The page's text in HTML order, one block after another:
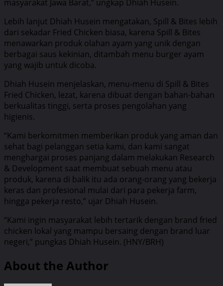
masyarakat Jawa Barat,” ungkap Dhiah Husein.
Lebih lanjut Dhiah Husein mengatakan, Spill & Bites lebih
dari sekadar Fried Chicken biasa, karena Spill & Bites
menawarkan produk olahan ayam yang unik dengan
berbagai saus kekinian, ditambah menu burger ayam
yang wajib untuk dicoba.
Dhiah Husein menjelaskan, menu-menu di Spill & Bites
Fried Chicken, lezat, karena dibuat dengan bahan-bahan
berkualitas tinggi, serta proses pengolahan yang
higienis.
“Kami berkomitmen memberikan produk yang aman dan
sehat bagi pelanggan setia kami, dan kami sangat
menghargai proses panjang dalam melakukan Research
& Development saat membuat sebuah menu atau
produk, karena di balik itu ada orang-orang yang bekerja
keras dan profesional mulai dari para pekerja farm,
hingga pekerja resto,” ujar Dhiah Husein.
“Kami ingin masyarakat lebih tertarik dengan brand fried
chicken lokal yang mampu bersaing dengan brand luar
negeri,” pungkas Dhiah Husein. (HNY/BRH)
About the Author